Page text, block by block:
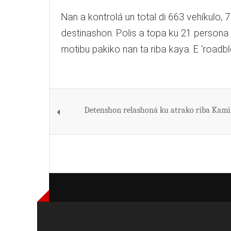
Nan a kontrolá un total di 663 vehíkulo,
destinashon. Polis a topa ku 21
motibu pakiko nan ta riba kaya. E
Detenshon relashoná ku atrako riba